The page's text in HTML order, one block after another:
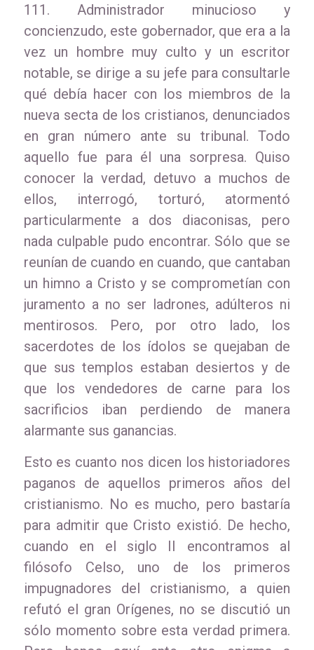
111. Administrador minucioso y
concienzudo, este gobernador, que era a la
vez un hombre muy culto y un escritor
notable, se dirige a su jefe para consultarle
qué debía hacer con los miembros de la
nueva secta de los cristianos, denunciados
en gran número ante su tribunal. Todo
aquello fue para él una sorpresa. Quiso
conocer la verdad, detuvo a muchos de
ellos, interrogó, torturó, atormentó
particularmente a dos diaconisas, pero
nada culpable pudo encontrar. Sólo que se
reunían de cuando en cuando, que cantaban
un himno a Cristo y se comprometían con
juramento a no ser ladrones, adúlteros ni
mentirosos. Pero, por otro lado, los
sacerdotes de los ídolos se quejaban de
que sus templos estaban desiertos y de
que los vendedores de carne para los
sacrificios iban perdiendo de manera
alarmante sus ganancias.
Esto es cuanto nos dicen los historiadores
paganos de aquellos primeros años del
cristianismo. No es mucho, pero bastaría
para admitir que Cristo existió. De hecho,
cuando en el siglo II encontramos al
filósofo Celso, uno de los primeros
impugnadores del cristianismo, a quien
refutó el gran Orígenes, no se discutió un
sólo momento sobre esta verdad primera.